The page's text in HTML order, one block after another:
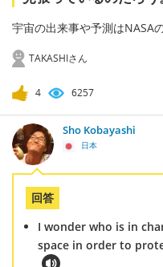
宇宙の出来事や予測はNASA
TAKASHIさん
4 6257
Sho Kobayashi
日本
回答
I wonder who is in
space in order to